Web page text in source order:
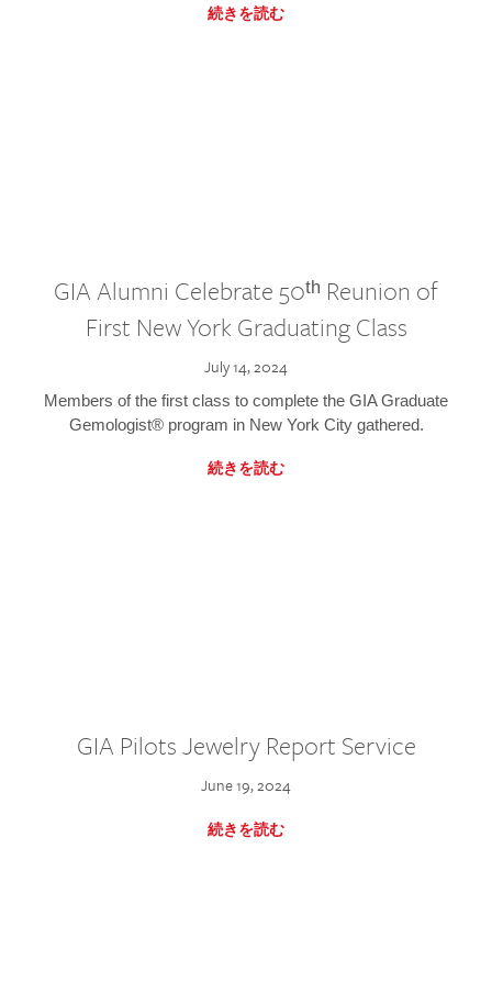
続きを読む
GIA Alumni Celebrate 50ᵗʰ Reunion of
First New York Graduating Class
July 14, 2024
Members of the first class to complete the GIA Graduate
Gemologist® program in New York City gathered.
続きを読む
GIA Pilots Jewelry Report Service
June 19, 2024
続きを読む